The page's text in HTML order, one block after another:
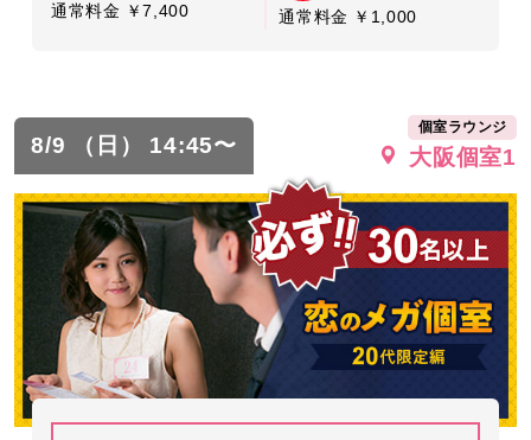
通常料金 ￥7,400 通常料金 ￥1,000
8/9 （日） 14:45〜
個室ラウンジ
大阪個室1